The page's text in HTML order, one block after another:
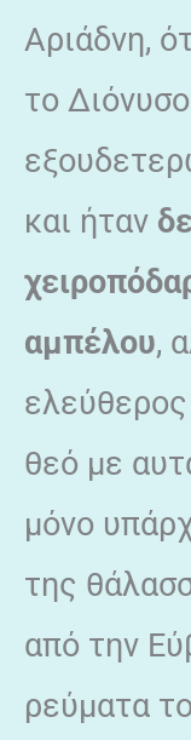
Αριάδνη,
το
και ήταν
αμπέλου,
θεό με
μόνο
της
από την
ρεύματα